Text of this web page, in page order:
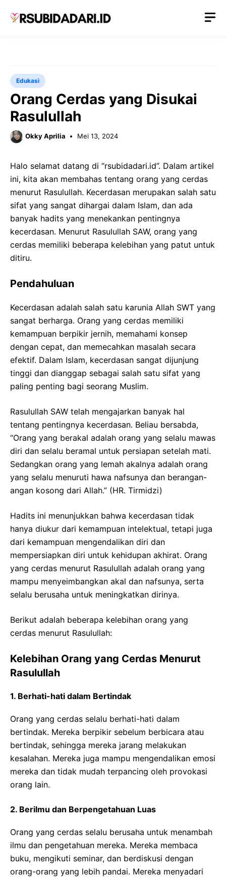
Edukasi
Orang Cerdas yang Disukai
Rasulullah
Okky Aprilia Mei 13, 2024
Halo selamat datang di “rsubidadari.id”. Dalam artikel
ini, kita akan membahas tentang orang yang cerdas
menurut Rasulullah. Kecerdasan merupakan salah satu
sifat yang sangat dihargai dalam Islam, dan ada
banyak hadits yang menekankan pentingnya
kecerdasan. Menurut Rasulullah SAW, orang yang
cerdas memiliki beberapa kelebihan yang patut untuk
ditiru.
Pendahuluan
Kecerdasan adalah salah satu karunia Allah SWT yang
sangat berharga. Orang yang cerdas memiliki
kemampuan berpikir jernih, memahami konsep
dengan cepat, dan memecahkan masalah secara
efektif. Dalam Islam, kecerdasan sangat dijunjung
tinggi dan dianggap sebagai salah satu sifat yang
paling penting bagi seorang Muslim.
Rasulullah SAW telah mengajarkan banyak hal
tentang pentingnya kecerdasan. Beliau bersabda,
“Orang yang berakal adalah orang yang selalu mawas
diri dan selalu beramal untuk persiapan setelah mati.
Sedangkan orang yang lemah akalnya adalah orang
yang selalu menuruti hawa nafsunya dan berangan-
angan kosong dari Allah.” (HR. Tirmidzi)
Hadits ini menunjukkan bahwa kecerdasan tidak
hanya diukur dari kemampuan intelektual, tetapi juga
dari kemampuan mengendalikan diri dan
mempersiapkan diri untuk kehidupan akhirat. Orang
yang cerdas menurut Rasulullah adalah orang yang
mampu menyeimbangkan akal dan nafsunya, serta
selalu berusaha untuk meningkatkan dirinya.
Berikut adalah beberapa kelebihan orang yang
cerdas menurut Rasulullah:
Kelebihan Orang yang Cerdas Menurut
Rasulullah
1. Berhati-hati dalam Bertindak
Orang yang cerdas selalu berhati-hati dalam
bertindak. Mereka berpikir sebelum berbicara atau
bertindak, sehingga mereka jarang melakukan
kesalahan. Mereka juga mampu mengendalikan emosi
mereka dan tidak mudah terpancing oleh provokasi
orang lain.
2. Berilmu dan Berpengetahuan Luas
Orang yang cerdas selalu berusaha untuk menambah
ilmu dan pengetahuan mereka. Mereka membaca
buku, mengikuti seminar, dan berdiskusi dengan
orang-orang yang lebih pandai. Mereka menyadari